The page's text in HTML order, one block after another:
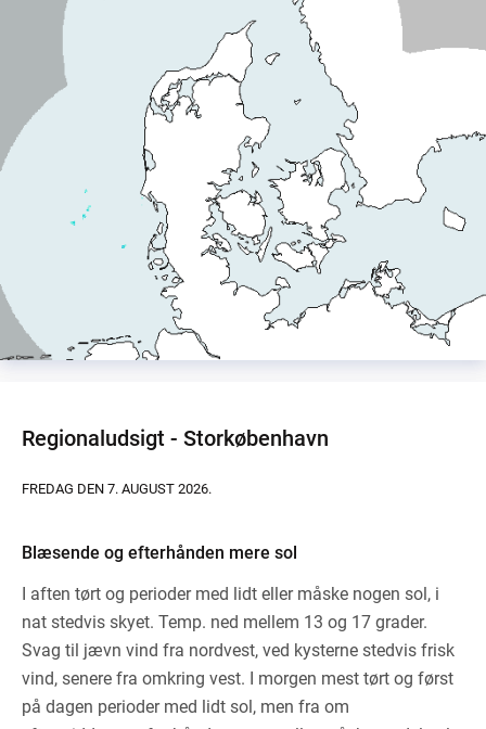
Regionaludsigt - Storkøbenhavn
FREDAG DEN 7. AUGUST 2026.
Blæsende og efterhånden mere sol
I aften tørt og perioder med lidt eller måske nogen sol, i
nat stedvis skyet. Temp. ned mellem 13 og 17 grader.
Svag til jævn vind fra nordvest, ved kysterne stedvis frisk
vind, senere fra omkring vest. I morgen mest tørt og først
på dagen perioder med lidt sol, men fra om